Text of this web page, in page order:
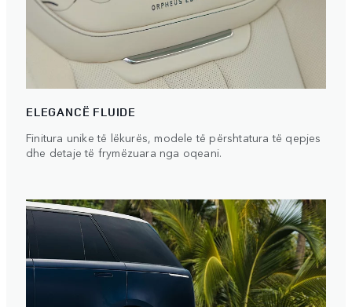
ELEGANCË FLUIDE
Finitura unike të lëkurës, modele të përshtatura të qepjes
dhe detaje të frymëzuara nga oqeani.